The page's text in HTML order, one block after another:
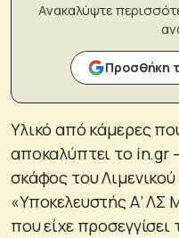
Ανακαλύψτε
Προσθήκη
Υλικό από κάμερες
αποκαλύπτει το in.gr
σκάφος του
«Υποκελευστής Α’
που είχε προσεγγίσει